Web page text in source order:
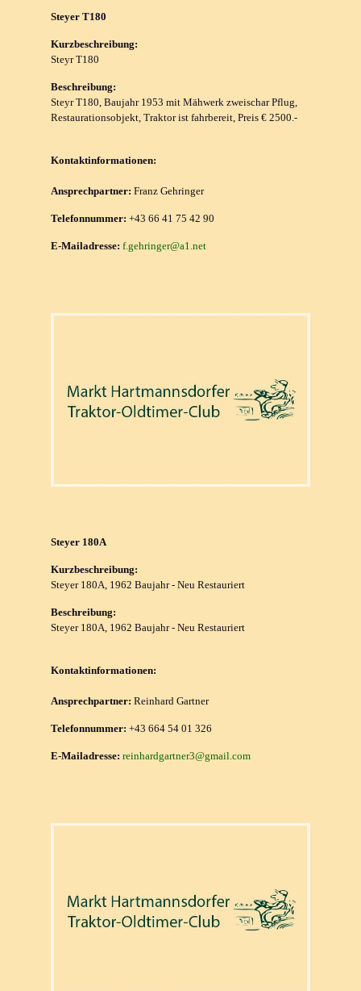
Steyer T180
Kurzbeschreibung:
Steyr T180
Beschreibung:
Steyr T180, Baujahr 1953 mit Mähwerk zweischar Pflug,
Restaurationsobjekt, Traktor ist fahrbereit, Preis € 2500.-
Kontaktinformationen:
Ansprechpartner: Franz Gehringer
Telefonnummer: +43 66 41 75 42 90
E-Mailadresse: f.gehringer@a1.net
Steyer 180A
Kurzbeschreibung:
Steyer 180A, 1962 Baujahr - Neu Restauriert
Beschreibung:
Steyer 180A, 1962 Baujahr - Neu Restauriert
Kontaktinformationen:
Ansprechpartner: Reinhard Gartner
Telefonnummer: +43 664 54 01 326
E-Mailadresse: reinhardgartner3@gmail.com